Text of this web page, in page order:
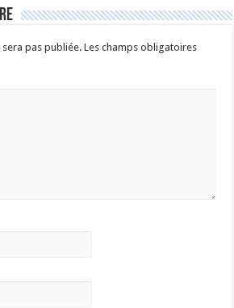
pas publiée. Les champs obligatoires